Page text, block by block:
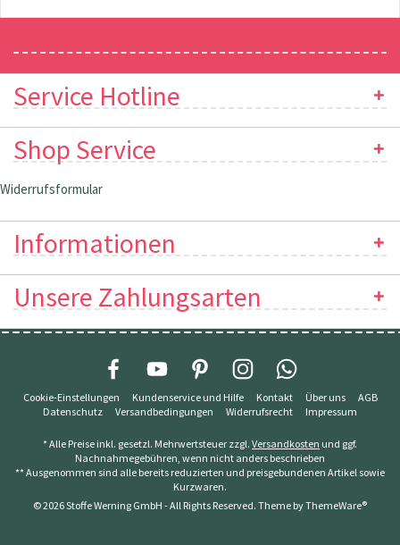
Service Hotline
Shop Service
Widerrufsformular
Informationen
Unsere Zahlungsarten
Cookie-Einstellungen Kundenservice und Hilfe Kontakt Über uns
AGB
Datenschutz
Versandbedingungen Widerrufsrecht Impressum
* Alle Preise inkl. gesetzl. Mehrwertsteuer zzgl. Versandkosten und ggf.
Nachnahmegebühren, wenn nicht anders beschrieben
** Ausgenommen sind alle bereits reduzierten und preisgebundenen Artikel sowie
Kurzwaren.
© 2026 Stoffe Werning GmbH - All Rights Reserved. Theme byThemeWare®